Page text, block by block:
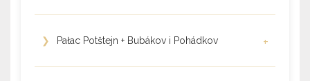
❯ Pałac Potštejn + Bubákov i Pohádkov +